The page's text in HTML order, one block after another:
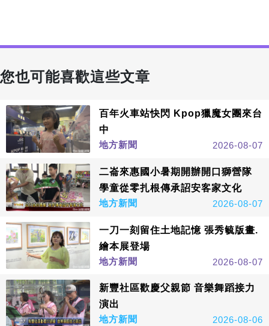
您也可能喜歡這些文章
百年火車站快閃 Kpop獵魔女團來台
中
地方新聞
2026-08-07
二崙來惠國小暑期開辦開口獅營隊
學童從零扎根傳承詔安客家文化
地方新聞
2026-08-07
一刀一刻留住土地記憶 張秀毓版畫.
繪本展登場
地方新聞
2026-08-07
新豐社區歡慶父親節 音樂舞蹈接力
演出
地方新聞
2026-08-06